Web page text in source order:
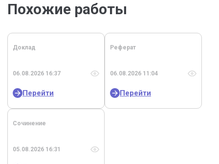
Похожие работы
Доклад
06.08.2026 16:37
Перейти
Реферат
06.08.2026 11:04
Перейти
Сочинение
05.08.2026 16:31